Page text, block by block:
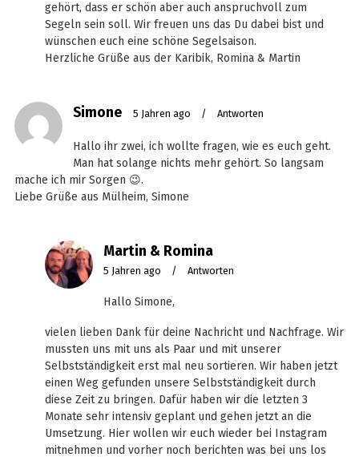
gehört, dass er schön aber auch anspruchvoll zum
Segeln sein soll. Wir freuen uns das Du dabei bist und
wünschen euch eine schöne Segelsaison.
Herzliche Grüße aus der Karibik, Romina & Martin
Simone 5 Jahren ago / Antworten
Hallo ihr zwei, ich wollte fragen, wie es euch geht.
Man hat solange nichts mehr gehört. So langsam
mache ich mir Sorgen 😉.
Liebe Grüße aus Mülheim, Simone
Martin & Romina
5 Jahren ago / Antworten
Hallo Simone,
vielen lieben Dank für deine Nachricht und Nachfrage. Wir
mussten uns mit uns als Paar und mit unserer
Selbstständigkeit erst mal neu sortieren. Wir haben jetzt
einen Weg gefunden unsere Selbstständigkeit durch
diese Zeit zu bringen. Dafür haben wir die letzten 3
Monate sehr intensiv geplant und gehen jetzt an die
Umsetzung. Hier wollen wir euch wieder bei Instagram
mitnehmen und vorher noch berichten was bei uns los